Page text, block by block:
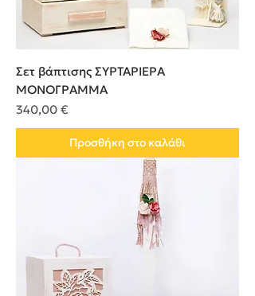
Σετ βάπτισης ΣΥΡΤΑΡΙΕΡΑ
ΜΟΝΟΓΡΑΜΜΑ
Τιμή
340,00 €
Προσθήκη στο καλάθι